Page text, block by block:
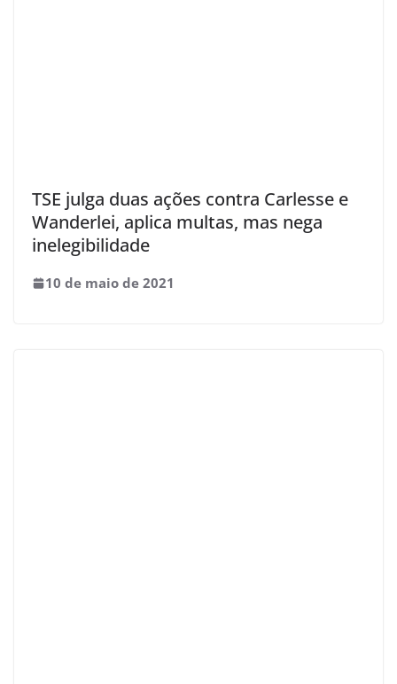
TSE julga duas ações contra Carlesse e
Wanderlei, aplica multas, mas nega
inelegibilidade
10 de maio de 2021